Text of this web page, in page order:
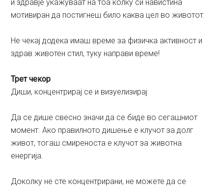
и здравје укажуваат на тоа колку си навистина
мотивиран да постигнеш било каква цел во животот.
Не чекај додека имаш време за физичка активност и
здрав животен стил, туку направи време!
Трет чекор
Диши, концентрирај се и визуелизирај
Да се дише свесно значи да се биде во сегашниот
момент. Ако правилното дишење е клучот за долг
живот, тогаш смиреноста е клучот за животна
енергија.
Доколку не сте концентрирани, не можете да се